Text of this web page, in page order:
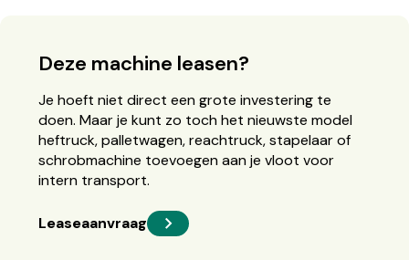
Deze machine leasen?
Je hoeft niet direct een grote investering te
doen. Maar je kunt zo toch het nieuwste model
heftruck, palletwagen, reachtruck, stapelaar of
schrobmachine toevoegen aan je vloot voor
intern transport.
Leaseaanvraag